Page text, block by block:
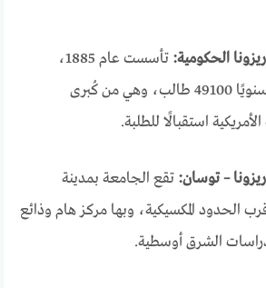
الحكومية:
تأسست عام 1885،
وتستقبل سنويًا 49100 طالب، وهي من كُبرى
استقبالًا للطلبة.
– توسان: تقع الجامعة بمدينة
الحدود المكسيكية، وبها مركز هام وذائع
الشرق أوسطية.